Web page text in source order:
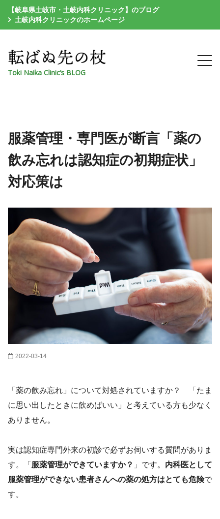
【岐阜県土岐市・土岐内科クリニック】のブログ
土岐内科クリニックのホームページ
Toki Naika Clinic’s BLOG
服薬管理・専門医が断言「薬の
飲み忘れは認知症の初期症状」
対応策は
2022-03-14
「薬の飲み忘れ」について対処されていますか？ 「たま
に思い出したときに飲めばいい」と考えている方も少なく
ありません。
実は認知症専門外来の初診で必ずお伺いする質問がありま
す。「 服薬管理ができていますか？ 」です。 内科医として
服薬管理ができない患者さんへの薬の処方はとても危険で
す。